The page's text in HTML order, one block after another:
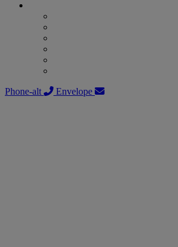
Phone-alt Envelope